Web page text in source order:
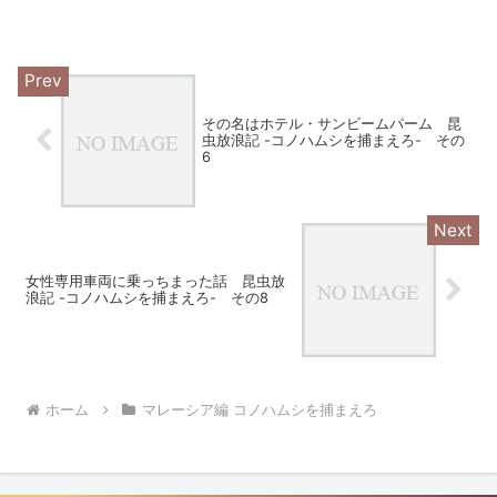
その名はホテル・サンビームパーム 昆
虫放浪記 -コノハムシを捕まえろ- その
6
女性専用車両に乗っちまった話 昆虫放
浪記 -コノハムシを捕まえろ- その8
ホーム マレーシア編 コノハムシを捕まえろ